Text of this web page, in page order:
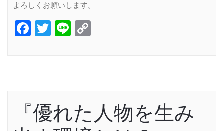
よろしくお願いします。
Facebook
Twitter
Line
『優れた人物を生み